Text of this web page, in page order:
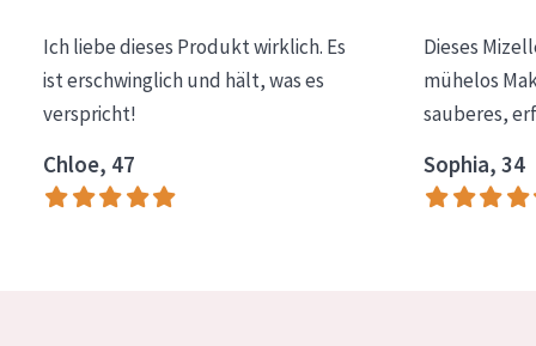
PRODUKTLINIE
Essentials
Lift+
Expert
Ich liebe dieses Produkt wirklich. Es
ist erschwinglich und hält, was es
verspricht!
Chloe, 47
Dieses
mühelos
sauberes,
Sophia, 34